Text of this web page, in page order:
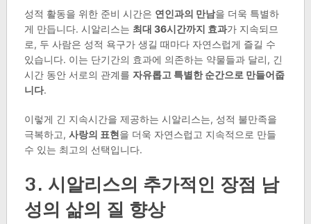
성적 활동을 위한 준비 시간은 연인과의 만남을 더욱 특별하
게 만듭니다. 시알리스는 최대 36시간까지 효과가 지속되므
로, 두 사람은 성적 욕구가 생길 때마다 자연스럽게 즐길 수
있습니다. 이는 단기간의 효과에 의존하는 약물들과 달리, 긴
시간 동안 서로의 관계를 자유롭고 특별한 순간으로 만들어줍
니다.
이렇게 긴 지속시간을 제공하는 시알리스는, 성적 불만족을
극복하고, 사랑의 표현을 더욱 자연스럽고 지속적으로 만들
수 있는 최고의 선택입니다.
3. 시알리스의 추가적인 장점 남
성의 삶의 질 향상